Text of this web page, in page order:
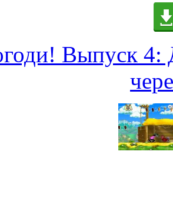
Выпуск 4: